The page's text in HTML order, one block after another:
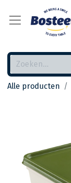
Alle producten